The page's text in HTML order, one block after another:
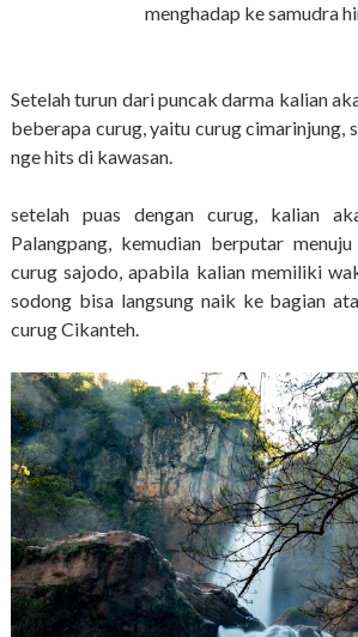
menghadap ke samudra
Setelah turun dari puncak darma kalian
beberapa curug, yaitu curug cimarinjung,
nge hits di kawasan.
setelah puas dengan curug, kalian
Palangpang, kemudian berputar
curug sajodo, apabila kalian memiliki
sodong bisa langsung naik ke bagian
curug Cikanteh.